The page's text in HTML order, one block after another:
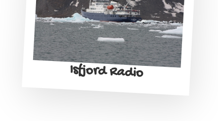
Isfjord Radio